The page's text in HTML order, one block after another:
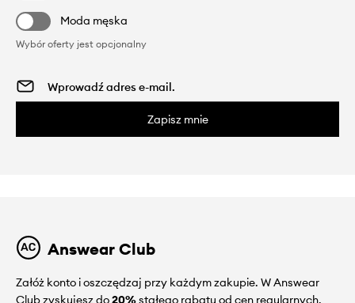
Moda męska
Wybór oferty jest opcjonalny
Zapisz mnie
Answear Club
Załóż konto i oszczędzaj przy każdym zakupie. W Answear
Club zyskujesz do20%stałego rabatu od cen regularnych.